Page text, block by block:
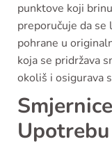
punktove koji
preporučuje da
pohrane u
koja se pridržava
okoliš i osigurava
Upotrebu